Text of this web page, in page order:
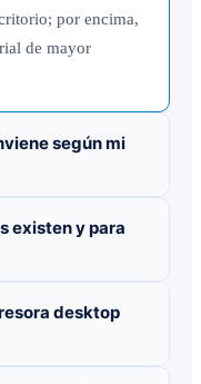
por encima,
de mayor
según mi
existen y para
desktop